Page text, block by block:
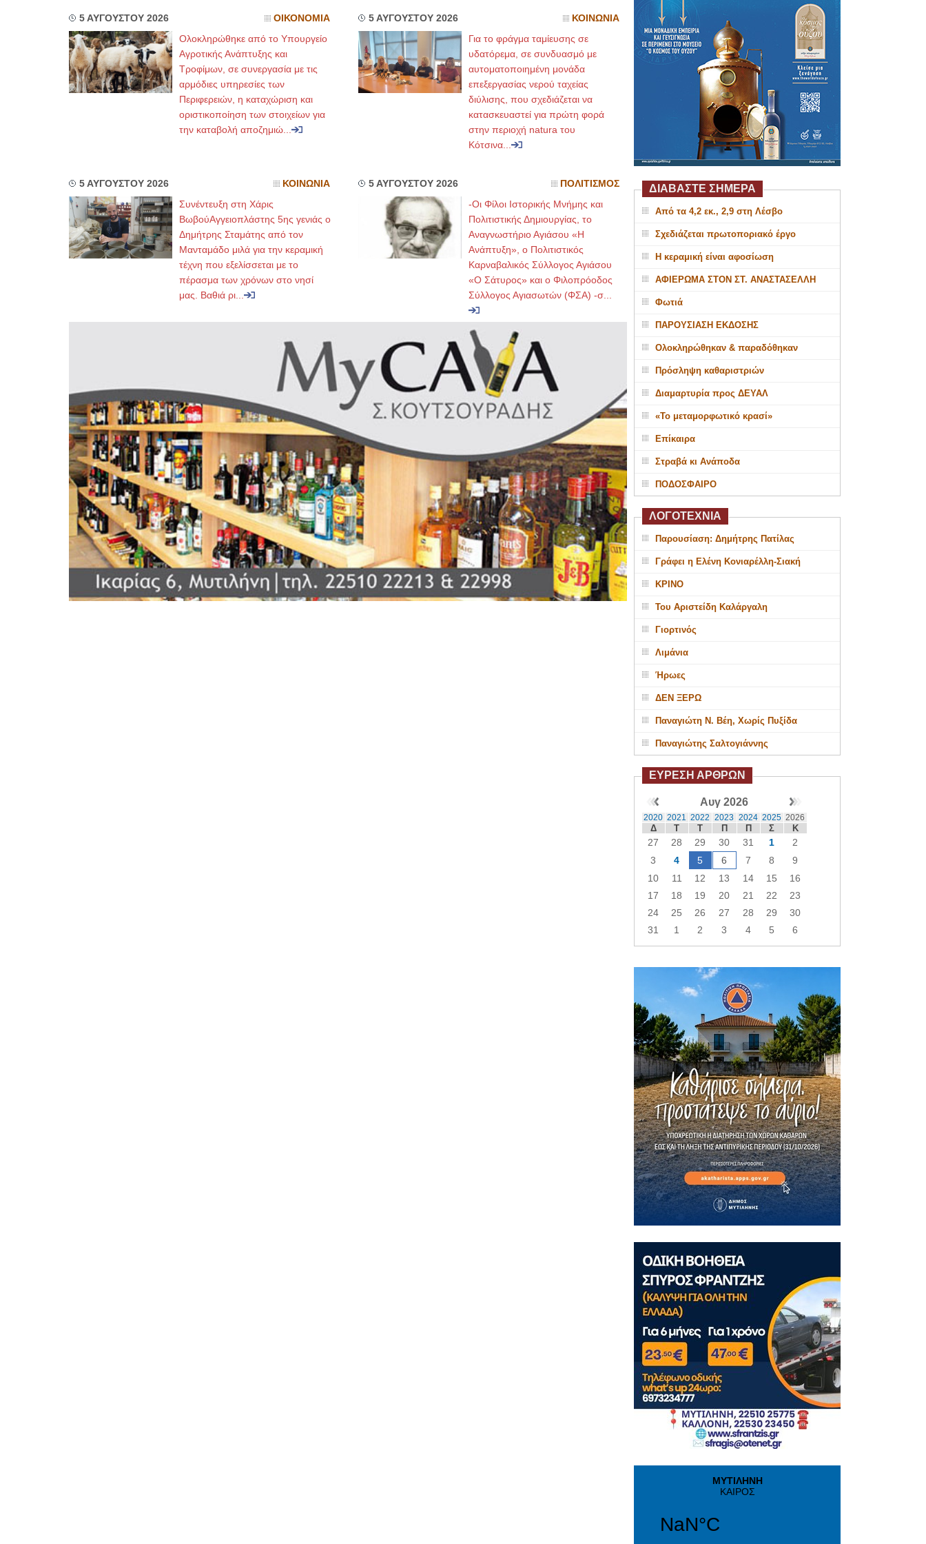
5 ΑΥΓΟΥΣΤΟΥ 2026 ΟΙΚΟΝΟΜΙΑ
Ολοκληρώθηκε από το Υπουργείο
Αγροτικής Ανάπτυξης και
Τροφίμων, σε συνεργασία με τις
αρμόδιες υπηρεσίες των
Περιφερειών, η καταχώριση και
οριστικοποίηση των στοιχείων για
την καταβολή αποζημιώ...
5 ΑΥΓΟΥΣΤΟΥ 2026 ΚΟΙΝΩΝΙΑ
Για το φράγμα ταμίευσης σε
υδατόρεμα, σε συνδυασμό με
αυτοματοποιημένη μονάδα
επεξεργασίας νερού ταχείας
διύλισης, που σχεδιάζεται να
κατασκευαστεί για πρώτη φορά
στην περιοχή natura του
Κότσινα...
5 ΑΥΓΟΥΣΤΟΥ 2026 ΚΟΙΝΩΝΙΑ
Συνέντευξη στη Χάρις
ΒωβούΑγγειοπλάστης 5ης γενιάς ο
Δημήτρης Σταμάτης από τον
Μανταμάδο μιλά για την κεραμική
τέχνη που εξελίσσεται με το
πέρασμα των χρόνων στο νησί
μας. Βαθιά ρι...
5 ΑΥΓΟΥΣΤΟΥ 2026 ΠΟΛΙΤΙΣΜΟΣ
-Οι Φίλοι Ιστορικής Μνήμης και
Πολιτιστικής Δημιουργίας, το
Αναγνωστήριο Αγιάσου «Η
Ανάπτυξη», ο Πολιτιστικός
Καρναβαλικός Σύλλογος Αγιάσου
«Ο Σάτυρος» και ο Φιλοπρόοδος
Σύλλογος Αγιασωτών (ΦΣΑ) -σ...
ΔΙΑΒΑΣΤΕ ΣΗΜΕΡΑ
Από τα 4,2 εκ., 2,9 στη Λέσβο
Σχεδιάζεται πρωτοποριακό έργο
Η κεραμική είναι αφοσίωση
ΑΦΙΕΡΩΜΑ ΣΤΟΝ ΣΤ. ΑΝΑΣΤΑΣΕΛΛΗ
Φωτιά
ΠΑΡΟΥΣΙΑΣΗ ΕΚΔΟΣΗΣ
Ολοκληρώθηκαν & παραδόθηκαν
Πρόσληψη καθαριστριών
Διαμαρτυρία προς ΔΕΥΑΛ
«Το μεταμορφωτικό κρασί»
Επίκαιρα
Στραβά κι Ανάποδα
ΠΟΔΟΣΦΑΙΡΟ
ΛΟΓΟΤΕΧΝΙΑ
Παρουσίαση: Δημήτρης Πατίλας
Γράφει η Ελένη Κονιαρέλλη-Σιακή
ΚΡΙΝΟ
Του Αριστείδη Καλάργαλη
Γιορτινός
Λιμάνια
Ήρωες
ΔΕΝ ΞΕΡΩ
Παναγιώτη Ν. Βέη, Χωρίς Πυξίδα
Παναγιώτης Σαλτογιάννης
ΕΥΡΕΣΗ ΑΡΘΡΩΝ
Αυγ 2026
2020 2021 2022 2023 2024 2025 2026
Δ Τ Τ Π Π Σ Κ
27 28 29 30 31 1
2
3
4 5 6 7 8
9
10
11 12 13 14 15
16
17
18 19 20 21 22
23
24
25 26 27 28 29
30
31
1 2 3 4 5 6